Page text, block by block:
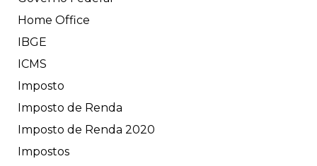
Home Office
IBGE
ICMS
Imposto
Imposto de Renda
Imposto de Renda 2020
Impostos